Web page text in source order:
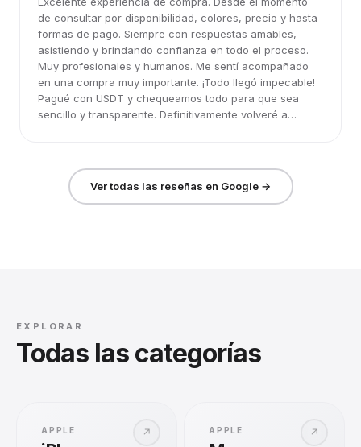
de consultar por disponibilidad, colores, precio y hasta
formas de pago. Siempre con respuestas amables,
asistiendo y brindando confianza en todo el proceso.
Muy profesionales y humanos. Me sentí acompañado
en una compra muy importante. ¡Todo llegó impecable!
Pagué con USDT y chequeamos todo para que sea
sencillo y transparente. Definitivamente volveré a
Ver todas las reseñas en Google →
EXPLORAR
Todas las categorías
↗
APPLE ↗
APPLE